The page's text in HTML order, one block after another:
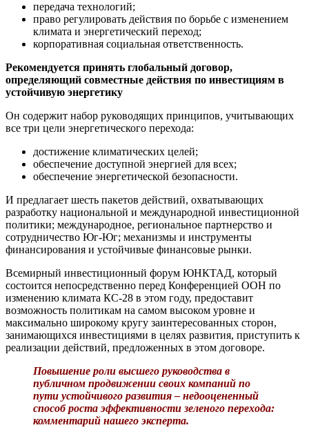
передача технологий;
право регулировать действия по борьбе с изменением
климата и энергетический переход;
корпоративная социальная ответственность.
Рекомендуется принять глобальный договор,
определяющий совместные действия по инвестициям в
устойчивую энергетику
Он содержит набор руководящих принципов, учитывающих
все три цели энергетического перехода:
достижение климатических целей;
обеспечение доступной энергией для всех;
обеспечение энергетической безопасности.
И предлагает шесть пакетов действий, охватывающих
разработку национальной и международной инвестиционной
политики; международное, региональное партнерство и
сотрудничество Юг-Юг; механизмы и инструменты
финансирования и устойчивые финансовые рынки.
Всемирный инвестиционный форум ЮНКТАД, который
состоится непосредственно перед Конференцией ООН по
изменению климата КС-28 в этом году, предоставит
возможность политикам на самом высоком уровне и
максимально широкому кругу заинтересованных сторон,
занимающихся инвестициями в целях развития, приступить к
реализации действий, предложенных в этом договоре.
Повышение роли высшего руководства в
публичном продвижении своих компаний по
пути устойчивого развития – недооцененный
способ роста эффективности зеленого перехода:
комментарий нашего эксперта.